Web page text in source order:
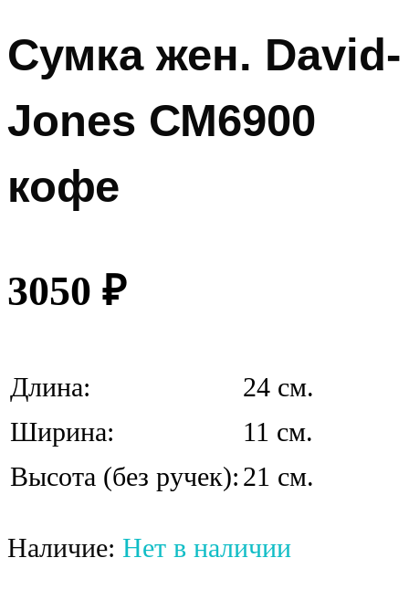
Сумка жен. David-
Jones СМ6900
кофе
3050 ₽
Длина:
24 см.
Ширина:
11 см.
Высота (без ручек): 21 см.
Наличие: Нет в наличии